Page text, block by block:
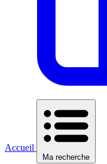
Accueil
Ma recherche